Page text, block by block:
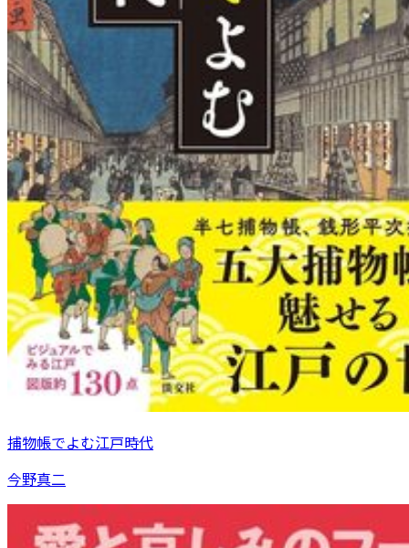
捕物帳でよむ江戸時代
今野真二